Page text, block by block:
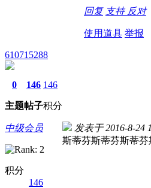
回复 支持 反对
使用道具 举报
610715288
0
主题
146
帖子
146
积分
中级会员
积分
146
发表于 2016-8-24
斯蒂芬斯蒂芬斯蒂